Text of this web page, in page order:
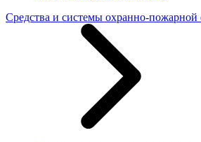
Средства и системы охранно-пожарной